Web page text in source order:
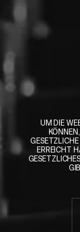
UM DIE
ERREICHT